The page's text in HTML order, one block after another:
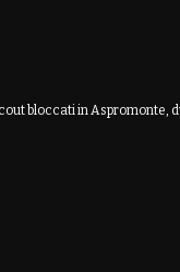
in Aspromonte, due